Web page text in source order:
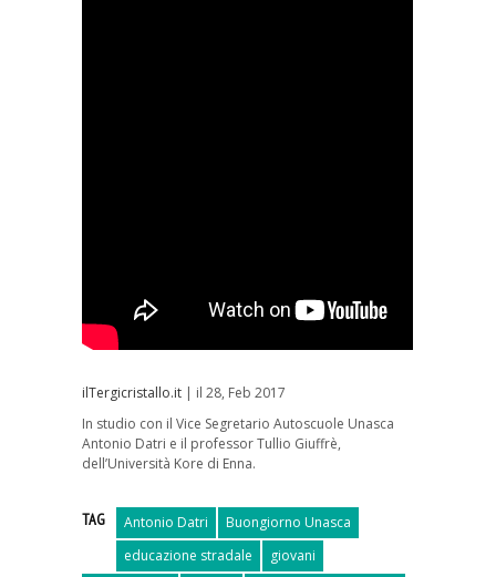
ilTergicristallo.it | il 28, Feb 2017
In studio con il Vice Segretario Autoscuole Unasca
Antonio Datri e il professor Tullio Giuffrè,
dell’Università Kore di Enna.
TAG Antonio Datri
Buongiorno Unasca
educazione stradale
giovani